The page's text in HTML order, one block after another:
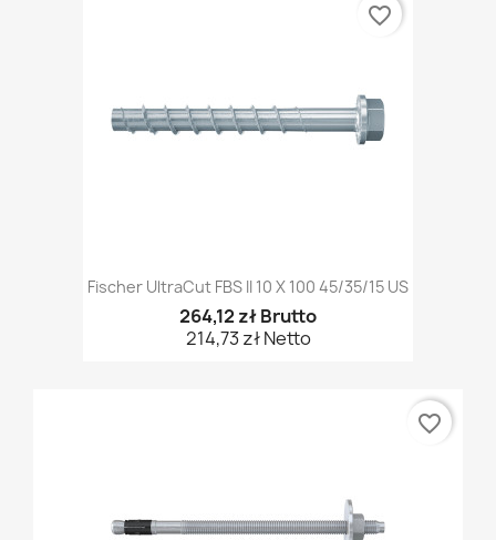
Fischer UltraCut FBS II 10 X 100 45/35/15 US
264,12 zł Brutto
214,73 zł Netto
favorite_border
favorite_border